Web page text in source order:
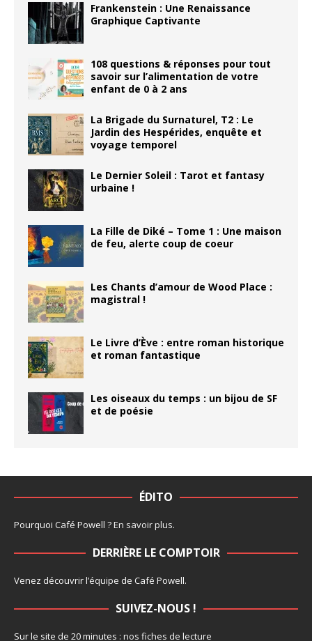
Frankenstein : Une Renaissance
Graphique Captivante
108 questions & réponses pour tout
savoir sur l’alimentation de votre
enfant de 0 à 2 ans
La Brigade du Surnaturel, T2 : Le
Jardin des Hespérides, enquête et
voyage temporel
Le Dernier Soleil : Tarot et fantasy
urbaine !
La Fille de Diké – Tome 1 : Une maison
de feu, alerte coup de coeur
Les Chants d’amour de Wood Place :
magistral !
Le Livre d’Ève : entre roman historique
et roman fantastique
Les oiseaux du temps : un bijou de SF
et de poésie
ÉDITO
Pourquoi Café Powell ?En savoir plus.
DERRIÈRE LE COMPTOIR
Venez découvrir l’équipe de Café Powell.
SUIVEZ-NOUS !
Sur le site de 20 minutes : nos fiches de lecture